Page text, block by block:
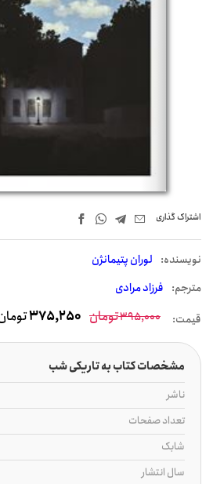
اشتراک‌ گذاری
نويسنده: لوران پتیمانژن
مترجم: فرزاد مرادی
قیمت: 395,000تومان 375,250
مشخصات کتاب به تاریکی شب
ناشر
تعداد صفحات
شابک
سال انتشار